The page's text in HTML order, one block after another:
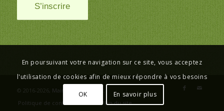
© 2016-2026, Mairie de Saint-Just
Politique de confidentialité
Plan du site
En poursuivant votre navigation sur ce site, vous acceptez
l'utilisation de cookies afin de mieux répondre à vos besoins
OK En savoir plus